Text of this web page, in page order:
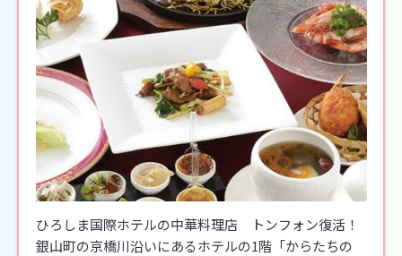
ひろしま国際ホテルの中華料理店 トンフォン復活！
銀山町の京橋川沿いにあるホテルの1階「からたちの